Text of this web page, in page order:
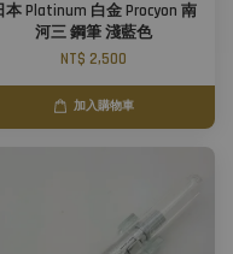
本 Platinum 白金 Procyon 南
河三 鋼筆 淺藍色
NT$ 2,500
加入購物車